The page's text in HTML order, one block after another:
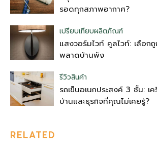
รอดทุกสภาพอากาศ?
เปรียบเทียบผลิตภัณฑ์
แสงวอร์มไวท์ คูลไวท์: เลือก
พลาดบ้านพัง
รีวิวสินค้า
รถเข็นอเนกประสงค์ 3 ชั้น: เ
บ้านและธุรกิจที่คุณไม่เคยรู้?
RELATED